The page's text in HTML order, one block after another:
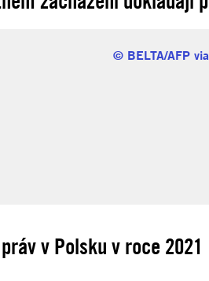
v Polsku v roce 2021